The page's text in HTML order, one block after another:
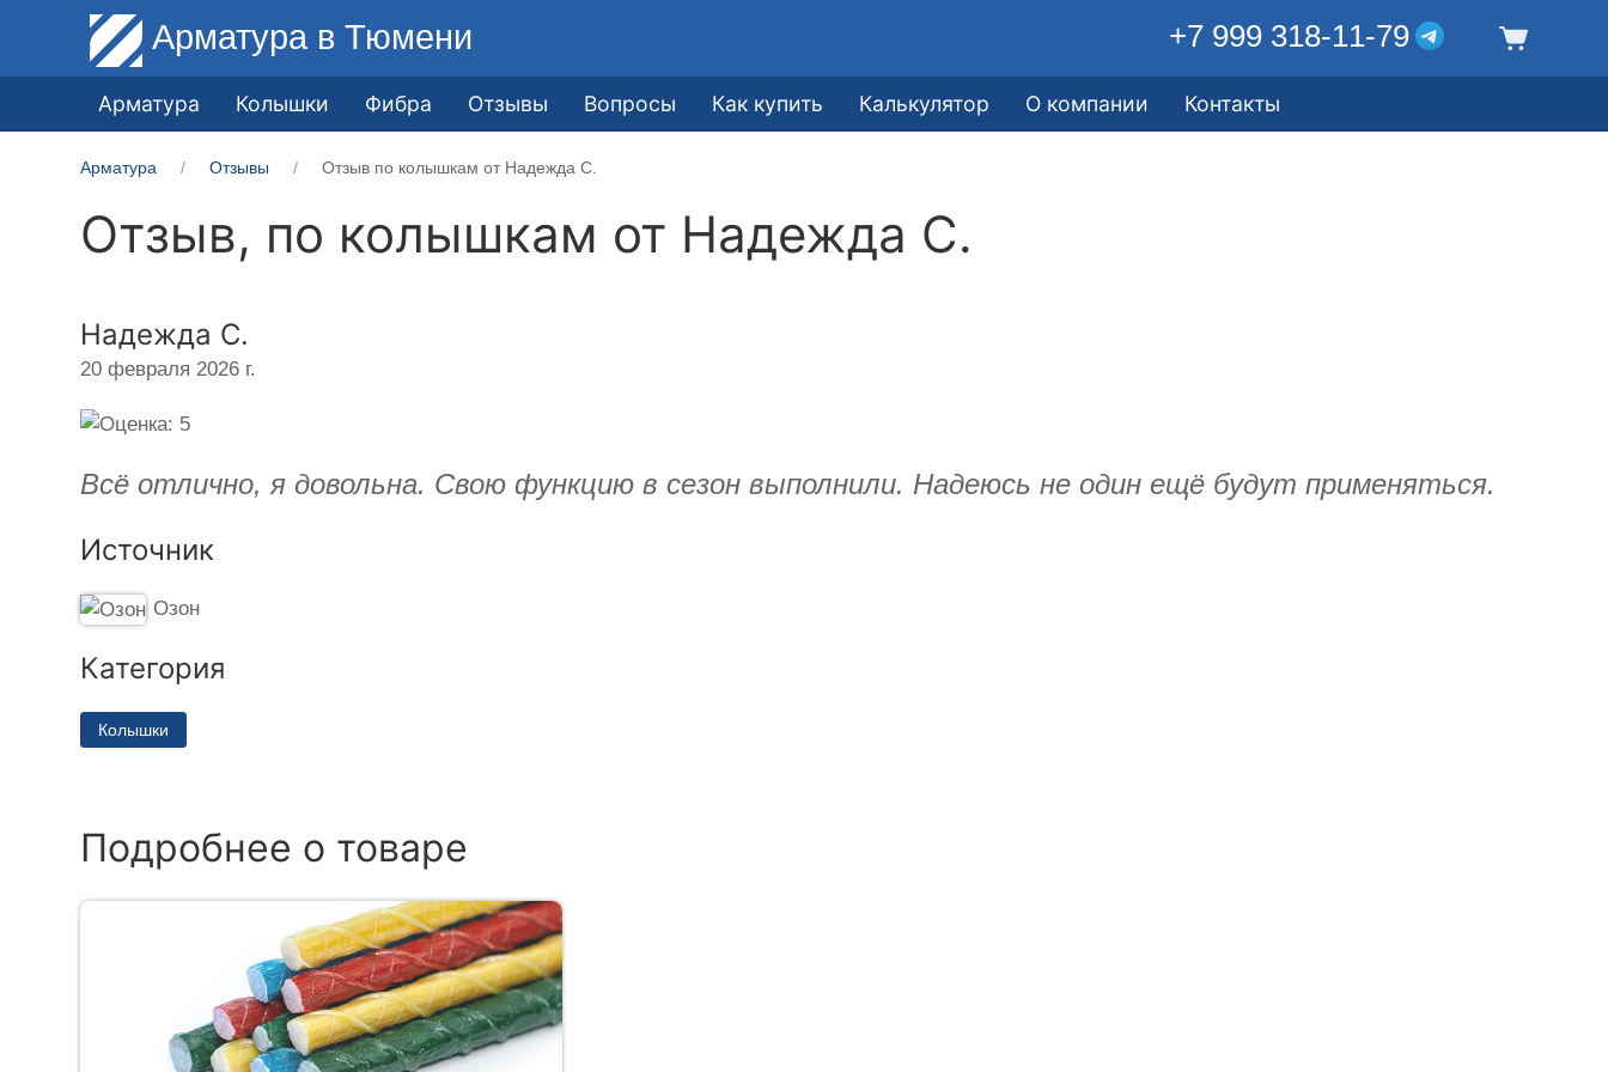
Арматура в Тюмени +7 999 318-11-79
Арматура Колышки Фибра Отзывы Вопросы Как купить Калькулятор О компании Контакты
Арматура Отзывы Отзыв по колышкам от Надежда С.
Отзыв, по колышкам от Надежда С.
Надежда С.
20 февраля 2026 г.
Всё отлично, я довольна. Свою функцию в сезон выполнили. Надеюсь не один ещё будут применяться.
Источник
Озон
Категория
Колышки
Подробнее о товаре